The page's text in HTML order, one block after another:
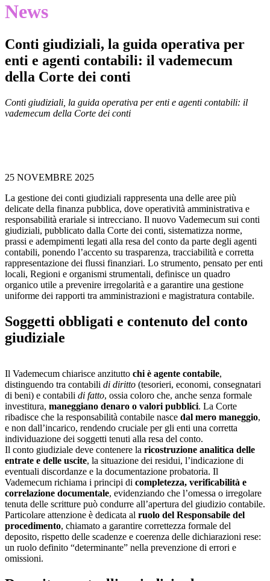
News
Conti giudiziali, la guida operativa per
enti e agenti contabili: il vademecum
della Corte dei conti
Conti giudiziali, la guida operativa per enti e agenti contabili: il
vademecum della Corte dei conti
25 NOVEMBRE 2025
La gestione dei conti giudiziali rappresenta una delle aree più
delicate della finanza pubblica, dove operatività amministrativa e
responsabilità erariale si intrecciano. Il nuovo Vademecum sui conti
giudiziali, pubblicato dalla Corte dei conti, sistematizza norme,
prassi e adempimenti legati alla resa del conto da parte degli agenti
contabili, ponendo l’accento su trasparenza, tracciabilità e corretta
rappresentazione dei flussi finanziari. Lo strumento, pensato per enti
locali, Regioni e organismi strumentali, definisce un quadro
organico utile a prevenire irregolarità e a garantire una gestione
uniforme dei rapporti tra amministrazioni e magistratura contabile.
Soggetti obbligati e contenuto del conto
giudiziale
Il Vademecum chiarisce anzitutto chi è agente contabile,
distinguendo tra contabili di diritto (tesorieri, economi, consegnatari
di beni) e contabili di fatto, ossia coloro che, anche senza formale
investitura, maneggiano denaro o valori pubblici. La Corte
ribadisce che la responsabilità contabile nasce dal mero maneggio,
e non dall’incarico, rendendo cruciale per gli enti una corretta
individuazione dei soggetti tenuti alla resa del conto.
Il conto giudiziale deve contenere la ricostruzione analitica delle
entrate e delle uscite, la situazione dei residui, l’indicazione di
eventuali discordanze e la documentazione probatoria. Il
Vademecum richiama i principi di completezza, verificabilità e
correlazione documentale, evidenziando che l’omessa o irregolare
tenuta delle scritture può condurre all’apertura del giudizio contabile.
Particolare attenzione è dedicata al ruolo del Responsabile del
procedimento, chiamato a garantire correttezza formale del
deposito, rispetto delle scadenze e coerenza delle dichiarazioni rese:
un ruolo definito “determinante” nella prevenzione di errori e
omissioni.